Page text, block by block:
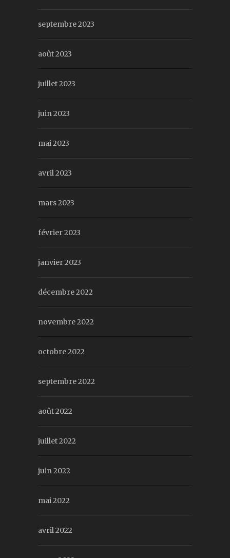
septembre 2023
août 2023
juillet 2023
juin 2023
mai 2023
avril 2023
mars 2023
février 2023
janvier 2023
décembre 2022
novembre 2022
octobre 2022
septembre 2022
août 2022
juillet 2022
juin 2022
mai 2022
avril 2022